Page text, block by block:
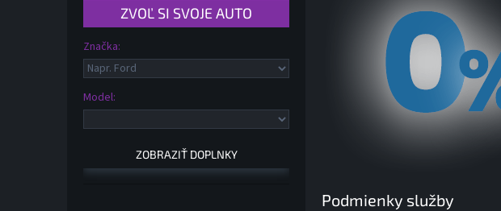
Model:
Podmienky služby